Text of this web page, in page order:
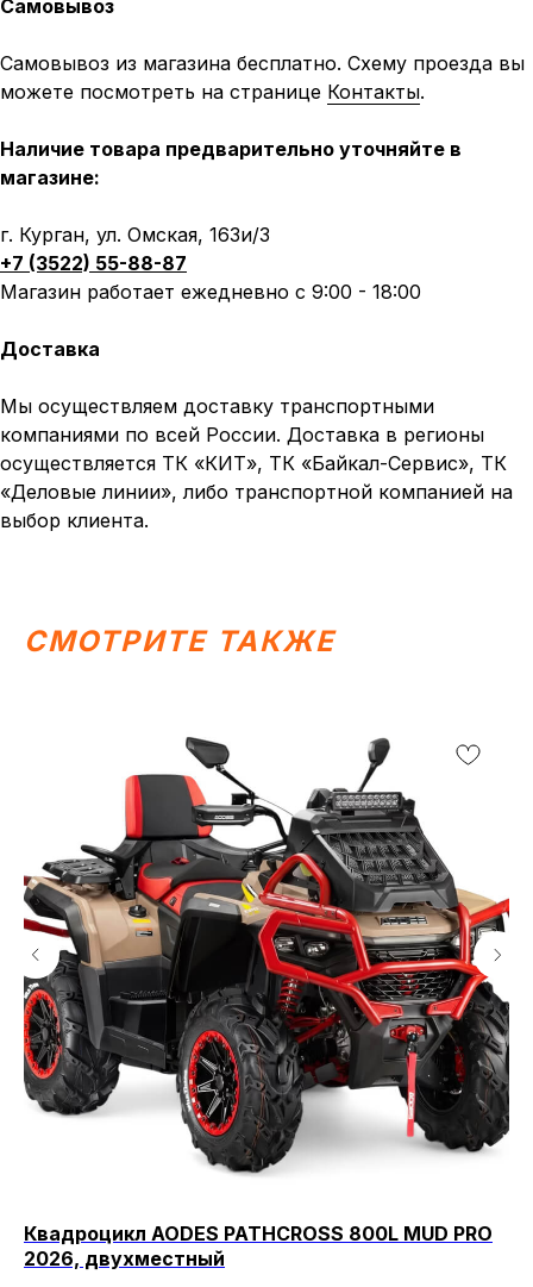
Самовывоз
Самовывоз из магазина бесплатно. Схему проезда вы
можете посмотреть на странице Контакты.
Наличие товара предварительно уточняйте в
магазине:
г. Курган, ул. Омская, 163и/3
+7 (3522) 55-88-87
Магазин работает ежедневно с 9:00 - 18:00
Доставка
Мы осуществляем доставку транспортными
компаниями по всей России. Доставка в регионы
осуществляется ТК «КИТ», ТК «Байкал-Сервис», ТК
«Деловые линии», либо транспортной компанией на
выбор клиента.
СМОТРИТЕ ТАКЖЕ
Квадроцикл AODES PATHCROSS 800L MUD PRO
2026, двухместный
ИП Каканова Анна Константиновна
ИНН 450164920881
2026, МотоТехника45 Создание сайта
информационный характер и ни при каких условиях не
является публичной офертой, определяемой
Написать в MAX